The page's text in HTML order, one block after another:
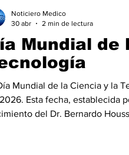
Mundial de
Mundial de la Ciencia y la
Esta fecha, establecida
del Dr. Bernardo
Noticiero Medico
30 abr
2 min de lectura